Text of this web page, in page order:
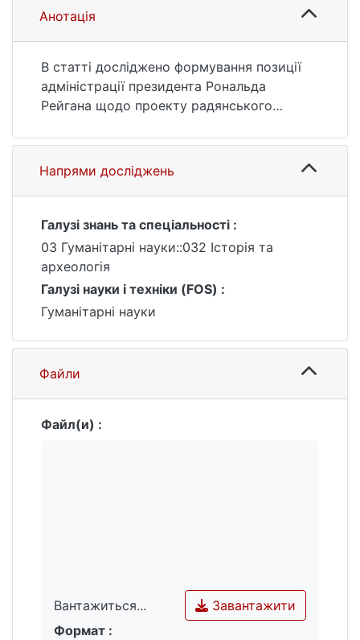
94-95. С. 51—58. URL:
https://ir.library.knu.ua/handle/15071834/265
Анотація
В статті досліджено формування позиції
адміністрації президента Рональда
Рейгана щодо проекту радянського
Уренгой – Помари – Ужгород та заходи,
вжиті для зриву цього будівництва.
Зважаючи на велике політичне значення,
проаналізовані результати американської
політики щодо цього проекту.
Напрями досліджень
Галузі знань та спеціальності :
03 Гуманітарні науки::032 Історія та
археологія
Галузі науки і техніки (FOS) :
Гуманітарні науки
Файли
Файл(и) :
Вантажиться...
Вантажиться...
Завантажити
Формат :